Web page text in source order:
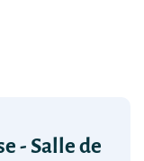
- Salle de